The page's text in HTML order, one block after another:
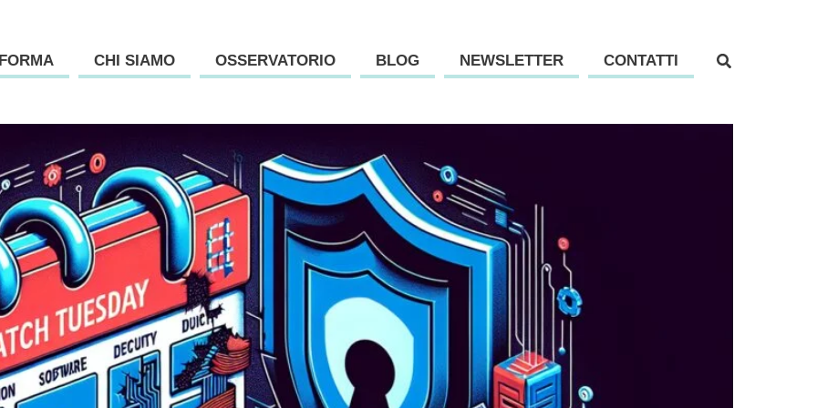
CHI SIAMO OSSERVATORIO BLOG NEWSLETTER CONTATTI